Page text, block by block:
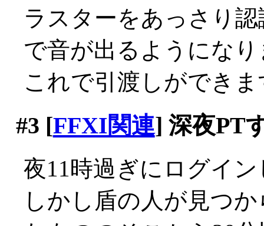
ラスターをあっさり認
で音が出るようにな
これで引渡しができ
#3 [FFXI関連] 深夜PT
夜11時過ぎにログイ
しかし盾の人が見つ